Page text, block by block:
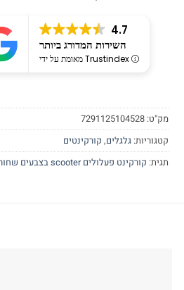
4.7
השירות המדורג ביותר
מאומת על ידי Trustindex
מק"ט: 7291125104528
קטגוריות: גלגלים, קורקינטים
תגית: קורקינט פעלולים scooter בצבעים שחור ואדום